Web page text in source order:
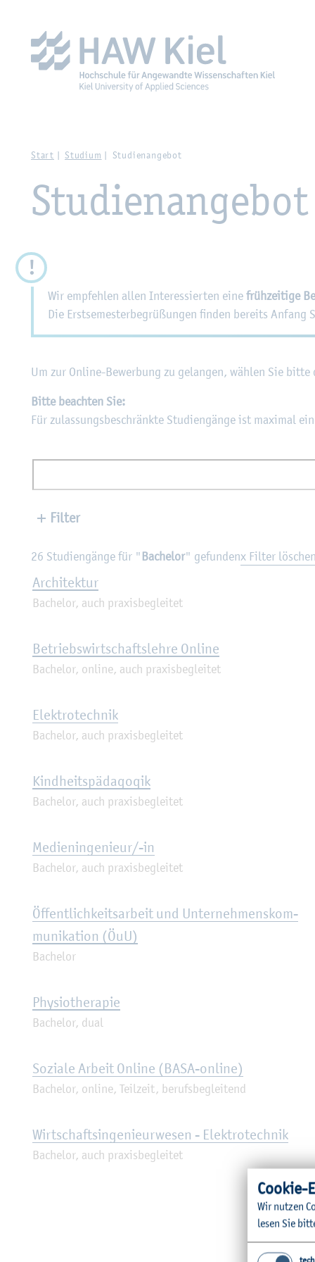
Start Stu­di­um Stu­di­en­an­ge­bot
Stu­di­en­an­ge­bot
Wir emp­feh­len allen In­ter­es­sier­ten eine früh­zei­ti­ge
Die Erst­se­mes­ter­be­grü­ßun­gen fin­den be­reits
Um zur On­line-Be­wer­bung zu ge­lan­gen, wäh­len Sie
Bitte be­ach­ten Sie:
Für zu­las­sungs­be­schränk­te Stu­di­en­gän­ge ist ma­xi­mal
Filter
26 Stu­di­en­gän­ge für " Ba­che­lor" ge­fun­denx Filter löschen
Ar­chi­tek­tur
Ba­che­lor, auch pra­xis­be­glei­tet
Be­triebs­wirt­schafts­leh­re On­line
Ba­che­lor, on­line, auch pra­xis­be­glei­tet
Elek­tro­tech­nik
Ba­che­lor, auch pra­xis­be­glei­tet
Kind­heits­päd­ago­gik
Ba­che­lor, auch pra­xis­be­glei­tet
Me­di­en­in­ge­nieur/-in
Ba­che­lor, auch pra­xis­be­glei­tet
Öf­fent­lich­keits­ar­beit und Un­ter­neh­mens­kom­
mu­ni­ka­ti­on (ÖuU)
Ba­che­lor
Phy­sio­the­ra­pie
Ba­che­lor, dual
So­zia­le Ar­beit On­line (BASA-on­line)
Ba­che­lor, on­line, Teil­zeit, be­rufs­be­glei­tend
Wirt­schafts­in­ge­nieur­we­sen - Elek­tro­tech­nik
Ba­che­lor, auch pra­xis­be­glei­tet
Coo­kie-
Wir nut­zen
lesen Sie